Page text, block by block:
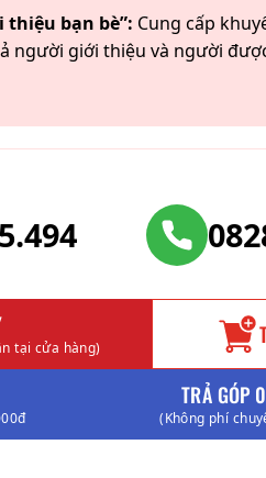
bạn bè”: Cung cấp
người giới thiệu và người
tại cửa hàng)
TRẢ GÓP
(Không phí